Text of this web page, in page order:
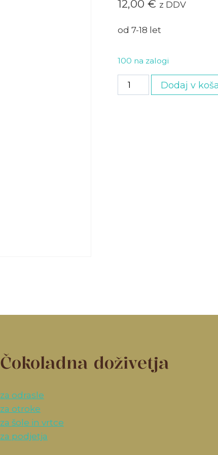
12,00 € z DDV
od 7-18 let
100 na zalogi
Otroška
količina
Dodaj v
Čokoladna doživetja
za odrasle
za otroke
za šole in vrtce
za podjetja